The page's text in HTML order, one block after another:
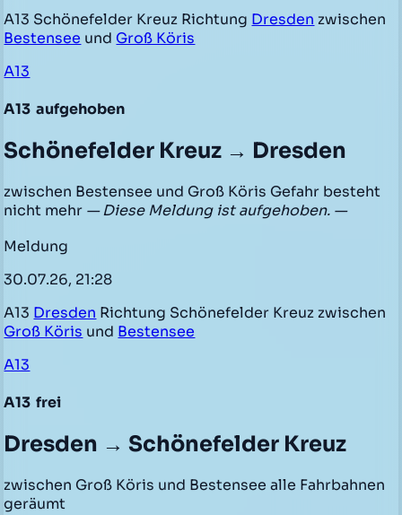
A13 Schönefelder Kreuz Richtung Dresden zwischen
Bestensee und Groß Köris
A13
A13 aufgehoben
Schönefelder Kreuz → Dresden
zwischen Bestensee und Groß Köris Gefahr besteht
nicht mehr — Diese Meldung ist aufgehoben. —
Meldung
30.07.26, 21:28
A13 Dresden Richtung Schönefelder Kreuz zwischen
Groß Köris und Bestensee
A13
A13 frei
Dresden → Schönefelder Kreuz
zwischen Groß Köris und Bestensee alle Fahrbahnen
geräumt